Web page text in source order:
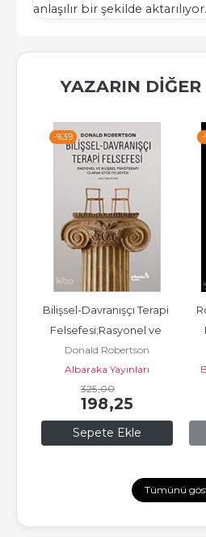
anlaşılır bir şekilde
YAZARIN
-%39
Sepete Ekle
Bilişsel-Davranışçı Terapi
Felsefesi;Rasyonel ve
Bilişsel Psikoterapi...
Donald Robertson
Albaraka Yayınları
325,00
198,25
-
Tümünü